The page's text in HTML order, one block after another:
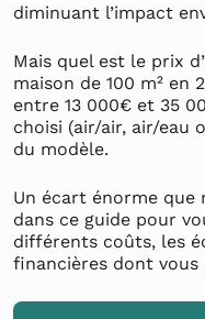
diminuant l’impact
Mais quel est le prix
maison de 100 m² en
entre 13 000€ et 35
choisi (air/air, air/eau
du modèle.
Un écart énorme
dans ce guide pour
différents coûts, les
financières dont vous